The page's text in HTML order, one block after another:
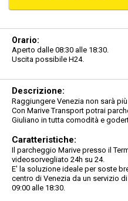
Orario:
Aperto dalle 08:30 alle 18:30.
Uscita possibile H24.
Descrizione:
Raggiungere Venezia non sarà
Con Marive Transport potrai
Giuliano in tutta comodità e
Caratteristiche:
Il parcheggio Marive presso il
videosorvegliato 24h su 24.
E' la soluzione ideale per soste
centro di Venezia da un servizio
09:00 alle 18:30.